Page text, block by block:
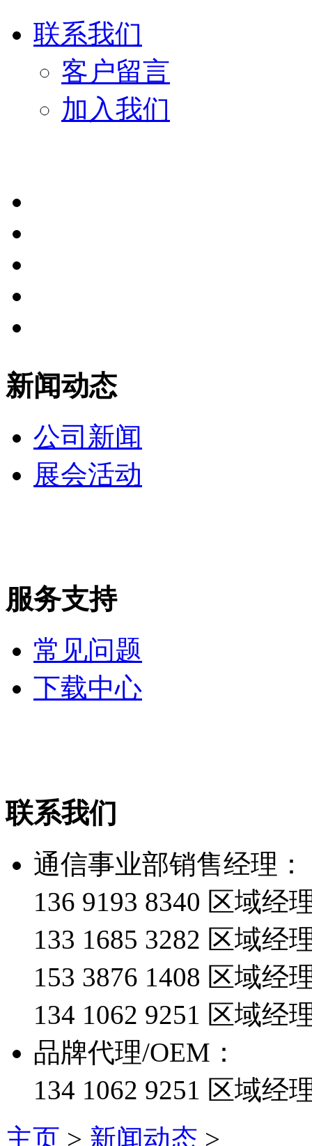
联系我们
客户留言
加入我们
新闻动态
公司新闻
展会活动
服务支持
常见问题
下载中心
联系我们
通信事业部销售经理：
136 9193 8340 区域经
133 1685 3282 区域经
153 3876 1408 区域经
134 1062 9251 区域经
品牌代理/OEM：
134 1062 9251 区域经
主页 > 新闻动态 >